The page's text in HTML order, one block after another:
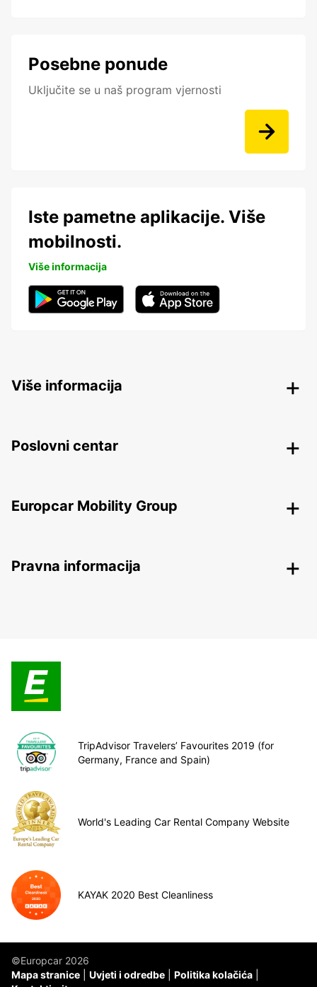
Posebne ponude
Uključite se u naš program vjernosti
Iste pametne aplikacije. Više
mobilnosti.
Više informacija
Više informacija
Poslovni centar
Europcar Mobility Group
Pravna informacija
TripAdvisor Travelers’ Favourites 2019 (for
Germany, France and Spain)
World's Leading Car Rental Company Website
KAYAK 2020 Best Cleanliness
©Europcar 2026
Mapa stranice
Uvjeti i odredbe
Politika kolačića